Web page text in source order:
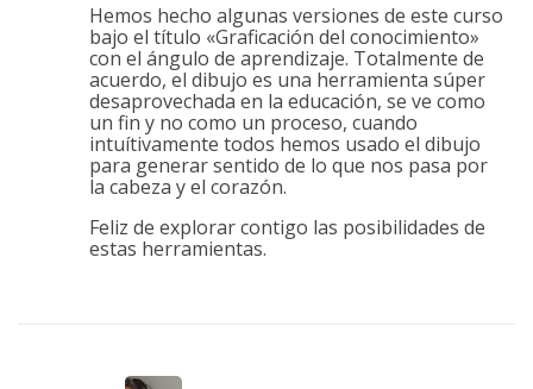
Hemos hecho algunas versiones de este curso
bajo el título «Graficación del conocimiento»
con el ángulo de aprendizaje. Totalmente de
acuerdo, el dibujo es una herramienta súper
desaprovechada en la educación, se ve como
un fin y no como un proceso, cuando
intuítivamente todos hemos usado el dibujo
para generar sentido de lo que nos pasa por
la cabeza y el corazón.
Feliz de explorar contigo las posibilidades de
estas herramientas.